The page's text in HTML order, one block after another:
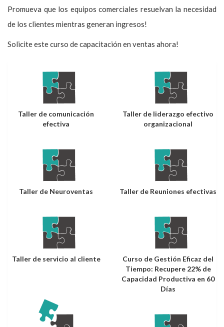
Promueva que los equipos comerciales resuelvan la necesidad
de los clientes mientras generan ingresos!
Solicite este curso de capacitación en ventas ahora!
Taller de comunicación
efectiva
Taller de liderazgo efectivo
organizacional
Taller de Neuroventas Taller de Reuniones efectivas
Taller de servicio al cliente
Curso de Gestión Eficaz del
Tiempo: Recupere 22% de
Capacidad Productiva en 60
Días